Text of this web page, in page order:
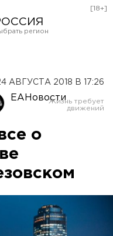
[18+]
АВГУСТА 2018 В 17:26
ЕАНовости
о